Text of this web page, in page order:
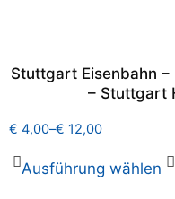
Stuttgart Eisenbahn –
– Stuttgart
€ 4,00–€ 12,00
Ausführung wählen